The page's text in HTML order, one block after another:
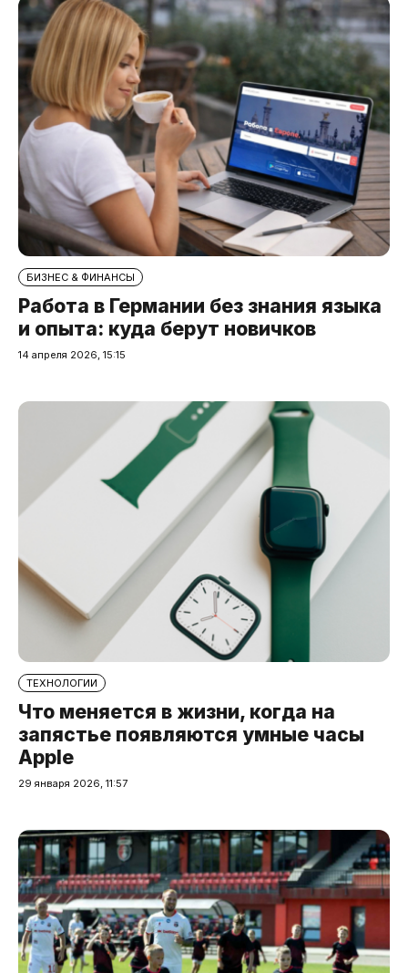
БИЗНЕС & ФИНАНСЫ
Работа в Германии без знания языка
и опыта: куда берут новичков
14 апреля 2026, 15:15
ТЕХНОЛОГИИ
Что меняется в жизни, когда на
запястье появляются умные часы
Apple
29 января 2026, 11:57